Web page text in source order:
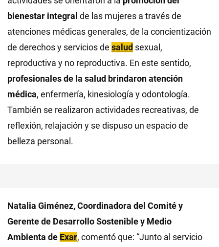
bienestar integral de las mujeres a través de
atenciones médicas generales, de la concientización
de derechos y servicios de salud sexual,
reproductiva y no reproductiva. En este sentido,
profesionales de la salud brindaron atención
médica, enfermería, kinesiología y odontología.
También se realizaron actividades recreativas, de
reflexión, relajación y se dispuso un espacio de
belleza personal.
Natalia Giménez, Coordinadora del Comité y
Gerente de Desarrollo Sostenible y Medio
Ambienta de Exar, comentó que: “Junto al servicio